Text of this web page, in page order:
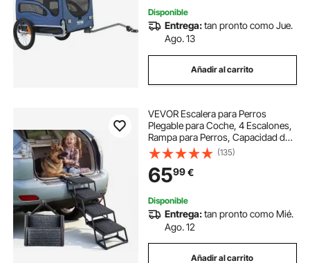
Disponible
Entrega:tan pronto como Jue.
Ago. 13
Añadir al carrito
VEVOR Escalera para Perros
Plegable para Coche, 4 Escalones,
Rampa para Perros, Capacidad de
Carga de 91 kg, Huella con
Alfombra Antideslizante, Ajustable
y Portátil, para Subir a Coches
Camas Sofás
(135)
6599€
Disponible
Entrega:tan pronto como Mié.
Ago. 12
Añadir al carrito